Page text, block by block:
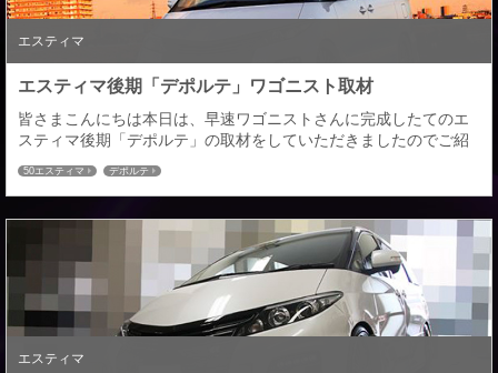
エスティマ
エスティマ後期「デポルテ」ワゴニスト取材
皆さまこんにちは本日は、早速ワゴニストさんに完成したてのエ
スティマ後期「デポルテ」の取材をしていただきましたのでご紹
介いたします。この時期こないだのプリウスαの撮影もそうです
が、日が落ちるのが早く、綺麗な夕焼けもほんの一瞬のタイミン
グなので、カメラマンさん大変です。 こちらはフロントリップ部
分を赤にした画像加工になります。デモカーは今回シルバーにし
ていますが、このようなリップ先端部は塗り分けが可能...
50エスティマ デポルテ
エスティマ